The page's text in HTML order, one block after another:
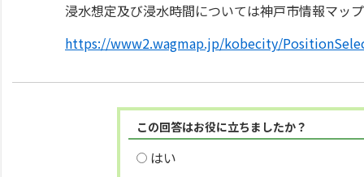
浸水想定及び浸水時間については神戸市情報マッ
https://www2.wagmap.jp/kobecity/
この回答はお役に立ちましたか？
はい